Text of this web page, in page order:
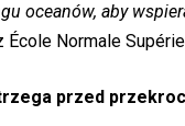
oceanów, aby
Normale
przed